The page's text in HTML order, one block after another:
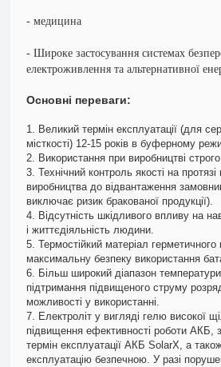
- медицина
- Широке застосування системах
електроживлення та альтернативної
Основні переваги:
1. Великий термін експлуатації (для
місткості) 12-15 років в буферному
2. Використання при виробництві
3. Технічний контроль якості на протязі
виробництва до відвантаження
виключає ризик бракованої продукції).
4. Відсутність шкідливого впливу на
і життєдіяльність людини.
5. Термостійкий матеріал
максимальну безпеку використання
6. Більш широкий діапазон температури
підтримання підвищеного струму
можливості у використанні.
7. Електроліт у вигляді гелю високої
підвищення ефективності роботи АКБ,
термін експлуатації АКБ SolarX, а
експлуатацію безпечною. У разі